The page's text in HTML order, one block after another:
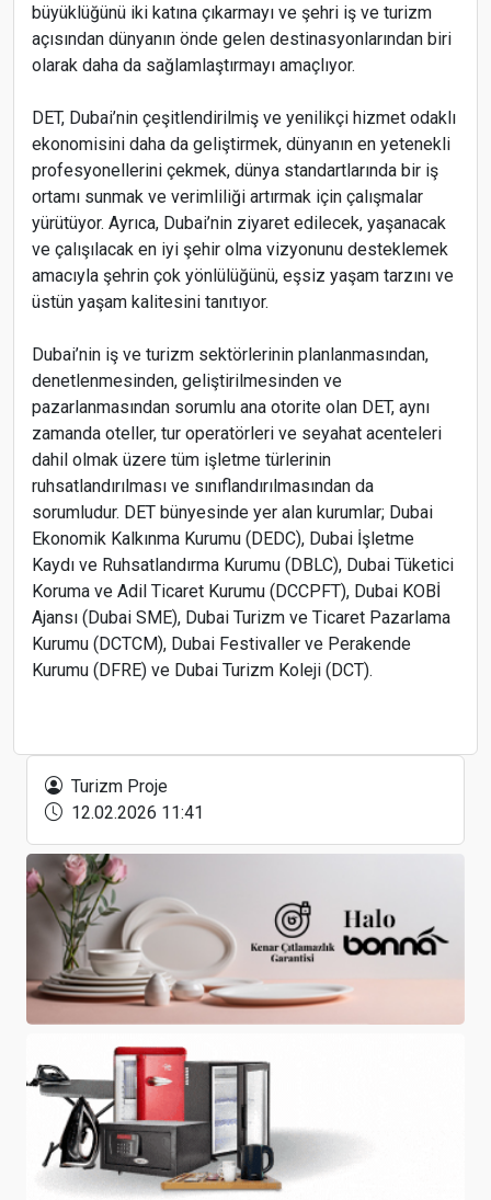
büyüklüğünü iki katına çıkarmayı ve şehri iş ve turizm
açısından dünyanın önde gelen destinasyonlarından biri
olarak daha da sağlamlaştırmayı amaçlıyor.
DET, Dubai’nin çeşitlendirilmiş ve yenilikçi hizmet odaklı
ekonomisini daha da geliştirmek, dünyanın en yetenekli
profesyonellerini çekmek, dünya standartlarında bir iş
ortamı sunmak ve verimliliği artırmak için çalışmalar
yürütüyor. Ayrıca, Dubai’nin ziyaret edilecek, yaşanacak
ve çalışılacak en iyi şehir olma vizyonunu desteklemek
amacıyla şehrin çok yönlülüğünü, eşsiz yaşam tarzını ve
üstün yaşam kalitesini tanıtıyor.
Dubai’nin iş ve turizm sektörlerinin planlanmasından,
denetlenmesinden, geliştirilmesinden ve
pazarlanmasından sorumlu ana otorite olan DET, aynı
zamanda oteller, tur operatörleri ve seyahat acenteleri
dahil olmak üzere tüm işletme türlerinin
ruhsatlandırılması ve sınıflandırılmasından da
sorumludur. DET bünyesinde yer alan kurumlar; Dubai
Ekonomik Kalkınma Kurumu (DEDC), Dubai İşletme
Kaydı ve Ruhsatlandırma Kurumu (DBLC), Dubai Tüketici
Koruma ve Adil Ticaret Kurumu (DCCPFT), Dubai KOBİ
Ajansı (Dubai SME), Dubai Turizm ve Ticaret Pazarlama
Kurumu (DCTCM), Dubai Festivaller ve Perakende
Kurumu (DFRE) ve Dubai Turizm Koleji (DCT).
Turizm Proje
12.02.2026 11:41
uçuşlar başladı
Continent Hotels ve Master Realtor Gayrimenkul,
Türkiye’de 10 otel için ön anlaşma imzaladı
Golf Turizmi, 2024-2032 Arasında Yılda Ortalama
Yüzde 7,4 Büyüyecek